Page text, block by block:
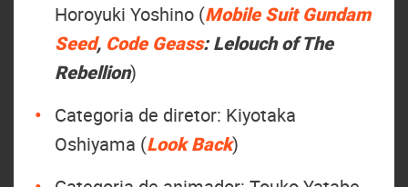
Horoyuki Yoshino (Mobile Suit Gundam
Seed, Code Geass: Lelouch of The
Rebellion)
Categoria de diretor: Kiyotaka
Oshiyama (Look Back)